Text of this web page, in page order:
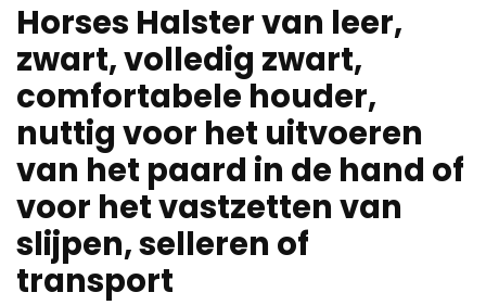
Horses Halster van leer,
zwart, volledig zwart,
comfortabele houder,
nuttig voor het uitvoeren
van het paard in de hand of
voor het vastzetten van
slijpen, selleren of
transport